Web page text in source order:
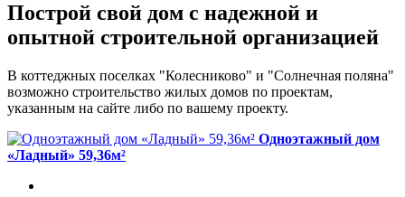
Построй свой дом с надежной и
опытной строительной организацией
В коттеджных поселках "Колесниково" и "Солнечная поляна"
возможно строительство жилых домов по проектам,
указанным на сайте либо по вашему проекту.
Одноэтажный дом
«Ладный» 59,36м²